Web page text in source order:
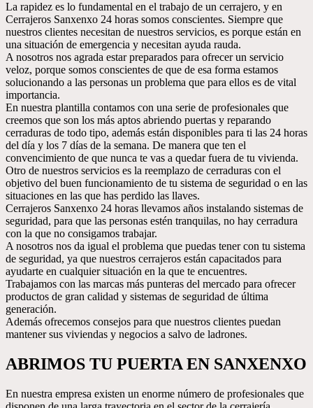
La rapidez es lo fundamental en el trabajo de un cerrajero, y en
Cerrajeros Sanxenxo 24 horas somos conscientes. Siempre que
nuestros clientes necesitan de nuestros servicios, es porque están en
una situación de emergencia y necesitan ayuda rauda.
A nosotros nos agrada estar preparados para ofrecer un servicio
veloz, porque somos conscientes de que de esa forma estamos
solucionando a las personas un problema que para ellos es de vital
importancia.
En nuestra plantilla contamos con una serie de profesionales que
creemos que son los más aptos abriendo puertas y reparando
cerraduras de todo tipo, además están disponibles para ti las 24 horas
del día y los 7 días de la semana. De manera que ten el
convencimiento de que nunca te vas a quedar fuera de tu vivienda.
Otro de nuestros servicios es la reemplazo de cerraduras con el
objetivo del buen funcionamiento de tu sistema de seguridad o en las
situaciones en las que has perdido las llaves.
Cerrajeros Sanxenxo 24 horas llevamos años instalando sistemas de
seguridad, para que las personas estén tranquilas, no hay cerradura
con la que no consigamos trabajar.
A nosotros nos da igual el problema que puedas tener con tu sistema
de seguridad, ya que nuestros cerrajeros están capacitados para
ayudarte en cualquier situación en la que te encuentres.
Trabajamos con las marcas más punteras del mercado para ofrecer
productos de gran calidad y sistemas de seguridad de última
generación.
Además ofrecemos consejos para que nuestros clientes puedan
mantener sus viviendas y negocios a salvo de ladrones.
ABRIMOS TU PUERTA EN SANXENXO
En nuestra empresa existen un enorme número de profesionales que